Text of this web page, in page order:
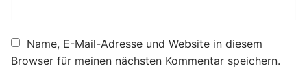
Name, E-Mail-Adresse und Website in diesem
Browser für meinen nächsten Kommentar speichern.